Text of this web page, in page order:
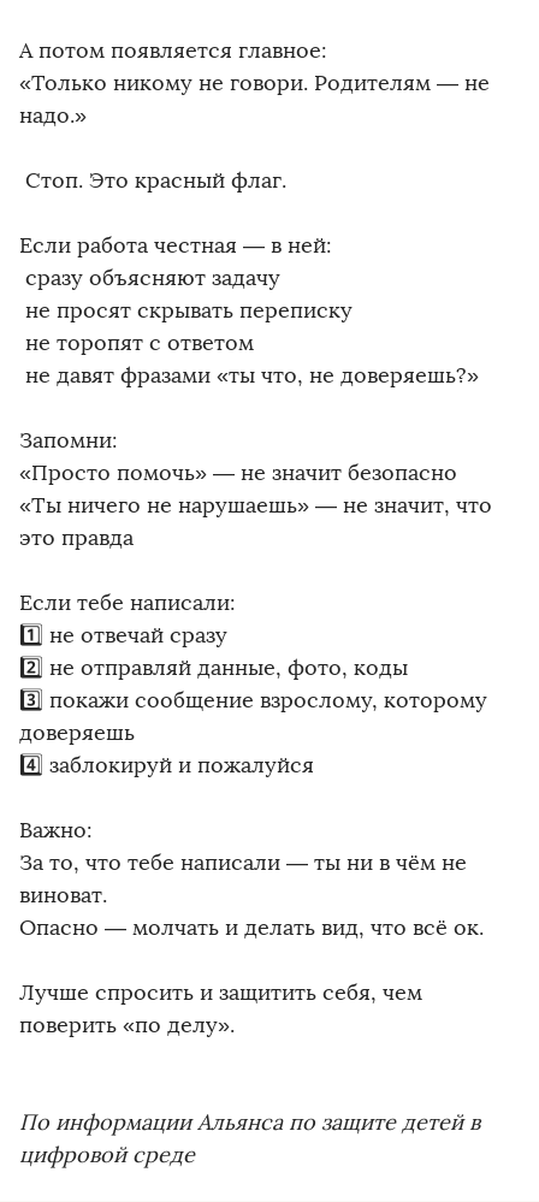
А потом появляется главное:
«Только никому не говори. Родителям — не
надо.»
️ Стоп. Это красный флаг.
Если работа честная — в ней:
️ сразу объясняют задачу
️ не просят скрывать переписку
️ не торопят с ответом
️ не давят фразами «ты что, не доверяешь?»
Запомни:
«Просто помочь» — не значит безопасно
«Ты ничего не нарушаешь» — не значит, что
это правда
Если тебе написали:
1️⃣ не отвечай сразу
2️⃣ не отправляй данные, фото, коды
3️⃣ покажи сообщение взрослому, которому
доверяешь
4️⃣ заблокируй и пожалуйся
Важно:
За то, что тебе написали — ты ни в чём не
виноват.
Опасно — молчать и делать вид, что всё ок.
Лучше спросить и защитить себя, чем
поверить «по делу».
По информации Альянса по защите детей в
цифровой среде